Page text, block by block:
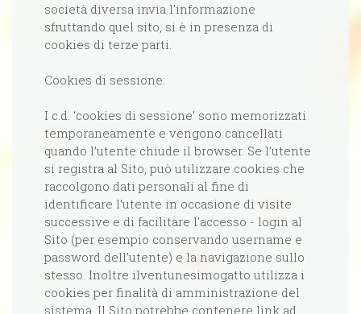
società diversa invia l'informazione
sfruttando quel sito, si è in presenza di
cookies di terze parti.
Cookies di sessione:
I c.d. ‘cookies di sessione’ sono memorizzati
temporaneamente e vengono cancellati
quando l’utente chiude il browser. Se l’utente
si registra al Sito, può utilizzare cookies che
raccolgono dati personali al fine di
identificare l’utente in occasione di visite
successive e di facilitare l'accesso - login al
Sito (per esempio conservando username e
password dell’utente) e la navigazione sullo
stesso. Inoltre ilventunesimogatto utilizza i
cookies per finalità di amministrazione del
sistema. Il Sito potrebbe contenere link ad